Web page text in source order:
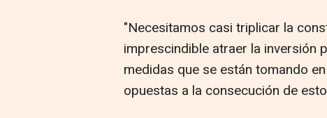
"Necesitamos casi triplicar la
imprescindible atraer la inversión
medidas que se están tomando
opuestas a la consecución de